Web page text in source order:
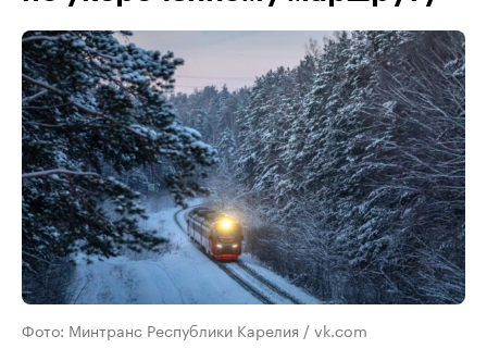
Фото: Минтранс Республики Карелия / vk.com